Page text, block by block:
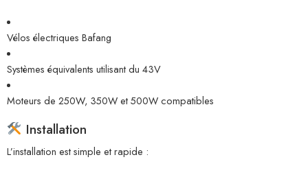
Vélos électriques Bafang
Systèmes équivalents utilisant du 43V
Moteurs de 250W, 350W et 500W compatibles
Installation
L’installation est simple et rapide :